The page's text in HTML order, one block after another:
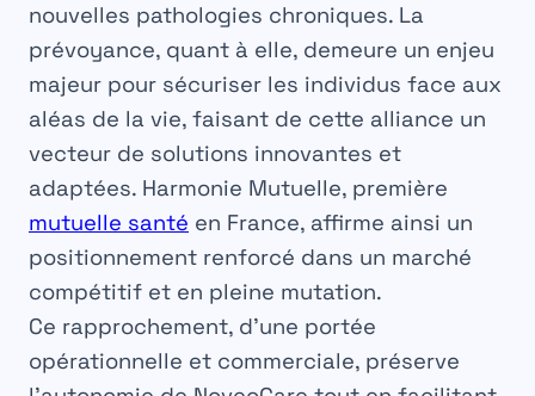
nouvelles pathologies chroniques. La
prévoyance, quant à elle, demeure un enjeu
majeur pour sécuriser les individus face aux
aléas de la vie, faisant de cette alliance un
vecteur de solutions innovantes et
adaptées. Harmonie Mutuelle, première
mutuelle santé en France, affirme ainsi un
positionnement renforcé dans un marché
compétitif et en pleine mutation.
Ce rapprochement, d’une portée
opérationnelle et commerciale, préserve